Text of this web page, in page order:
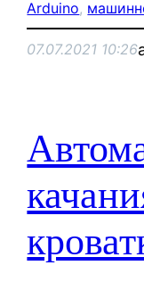
Arduino,
07.07.2021 10:26